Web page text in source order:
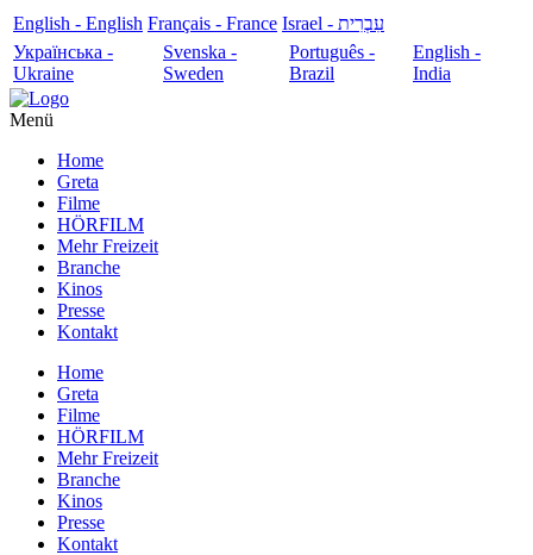
English - English Français - France
עִבְרִית - Israel
Українська -
Ukraine
Svenska -
Sweden
Português -
Brazil
English -
India
Menü
Home
Greta
Filme
HÖRFILM
Mehr Freizeit
Branche
Kinos
Presse
Kontakt
Home
Greta
Filme
HÖRFILM
Mehr Freizeit
Branche
Kinos
Presse
Kontakt